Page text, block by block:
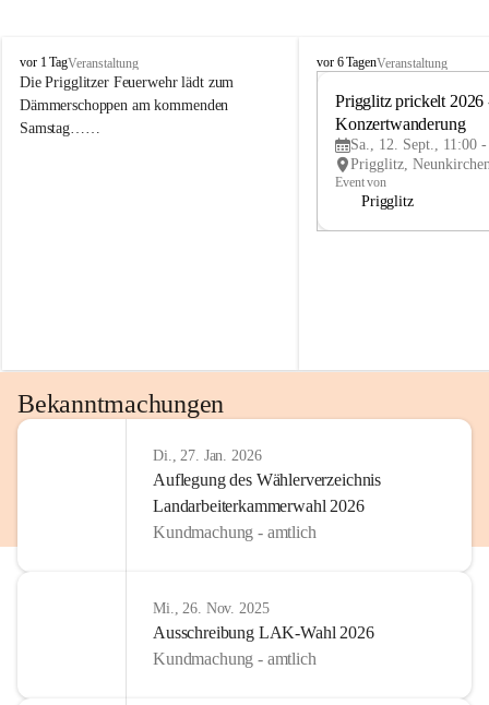
P
r
i
g
vor 1 TagVeranstaltung
Die Prigglitzer Feuerwehr lädt zum
Dämmerschoppen am kommenden
Samstag……
P
vor 6 TagenVeranstaltung
Prigglitz prickelt 2026
Konzertwanderung
Sa., 12. Sept., 11:00
Event von
Prigglitz
Bekanntmachungen
Di., 27. Jan. 2026
Auflegung des Wählerverzeichnis
Landarbeiterkammerwahl 2026
Kundmachung - amtlich
Mi., 26. Nov. 2025
Ausschreibung LAK-Wahl 2026
Kundmachung - amtlich